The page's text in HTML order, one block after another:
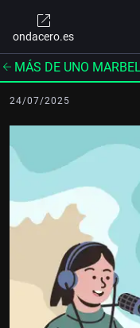
ondacero.es
MÁS DE UNO
24/07/2025